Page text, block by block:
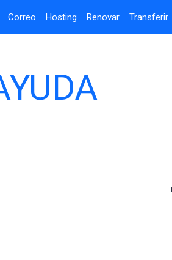
Correo Hosting Renovar Transferir